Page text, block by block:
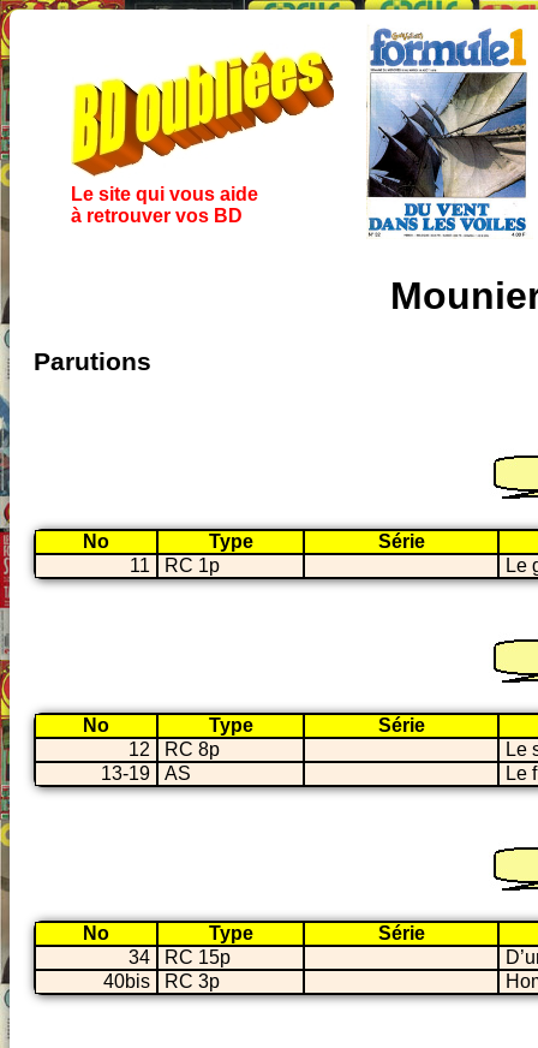
Le site qui vous aide
à retrouver vos BD
Parutions
No Type
Série
11
RC 1p Le
No Type
Série
12
RC 8p
Le
13-19
AS Le
No Type
Série
34
RC 15p
40bis
RC 3p